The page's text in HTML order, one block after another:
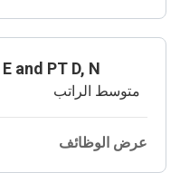
and PT D, N
متوسط الراتب
عرض الوظائف